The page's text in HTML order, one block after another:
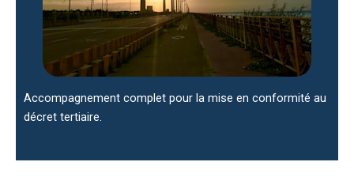
Accompagnement complet pour la mise en conformité au
décret tertiaire.